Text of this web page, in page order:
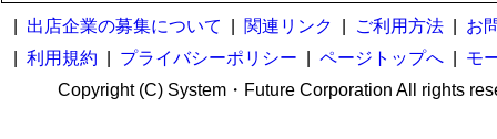
出店企業の募集について 関連リンク ご利用方法
お
利用規約 プライバシーポリシー ページトップへ
モ
Copyright (C) System・Future Corporation All rights